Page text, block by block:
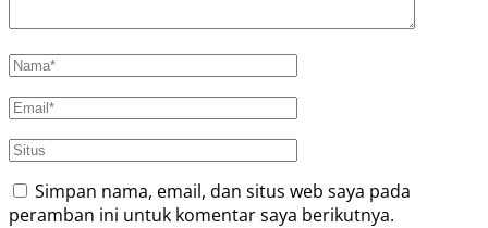
Simpan nama, email, dan situs web saya pada
peramban ini untuk komentar saya berikutnya.